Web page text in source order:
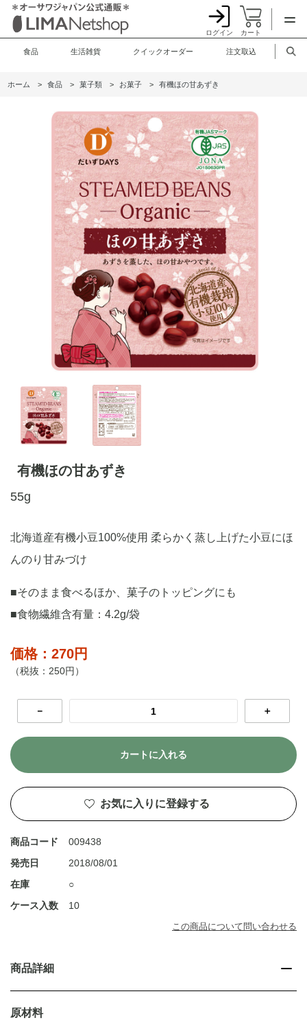
ログイン カート
食品 生活雑貨 クイックオーダー 注文取込
ホーム > 食品 > 菓子類 > お菓子 > 有機ほの甘あずき
有機ほの甘あずき
55g
北海道産有機小豆100%使用 柔らかく蒸し上げた小豆にほ
んのり甘みづけ
■そのまま食べるほか、菓子のトッピングにも
■食物繊維含有量：4.2g/袋
価格：270円
（税抜：250円）
－ ＋
カートに入れる
お気に入りに登録する
商品コード
009438
発売日
2018/08/01
在庫
○
ケース入数
10
この商品について問い合わせる
商品詳細
原材料